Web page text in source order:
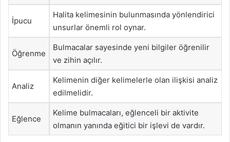
İpucu
Halita kelimesinin bulunmasında yönlendirici
unsurlar önemli rol oynar.
Öğrenme
Bulmacalar sayesinde yeni bilgiler öğrenilir
ve zihin açılır.
Analiz
Kelimenin diğer kelimelerle olan ilişkisi analiz
edilmelidir.
Eğlence
Kelime bulmacaları, eğlenceli bir aktivite
olmanın yanında eğitici bir işlevi de vardır.